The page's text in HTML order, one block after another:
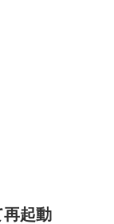
再起動